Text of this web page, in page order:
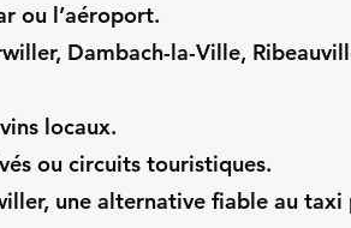
ou l’aéroport.
Dambach-la-Ville,
locaux.
ou circuits touristiques.
une alternative fiable au taxi